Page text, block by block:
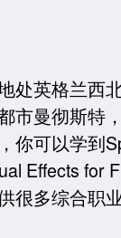
处英格兰西
市曼彻斯特
你可以学到
Effects for
很多综合职